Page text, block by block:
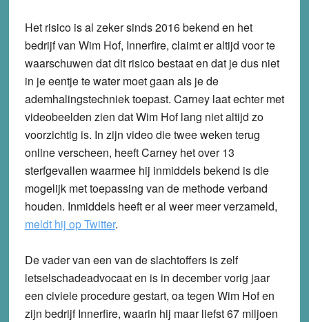
Het risico is al zeker sinds 2016 bekend en het
bedrijf van Wim Hof, Innerfire, claimt er altijd voor te
waarschuwen dat dit risico bestaat en dat je dus niet
in je eentje te water moet gaan als je de
ademhalingstechniek toepast. Carney laat echter met
videobeelden zien dat Wim Hof lang niet altijd zo
voorzichtig is. In zijn video die twee weken terug
online verscheen, heeft Carney het over 13
sterfgevallen waarmee hij inmiddels bekend is die
mogelijk met toepassing van de methode verband
houden. Inmiddels heeft er al weer meer verzameld,
meldt hij op Twitter.
De vader van een van de slachtoffers is zelf
letselschadeadvocaat en is in december vorig jaar
een civiele procedure gestart, oa tegen Wim Hof en
zijn bedrijf Innerfire, waarin hij maar liefst 67 miljoen